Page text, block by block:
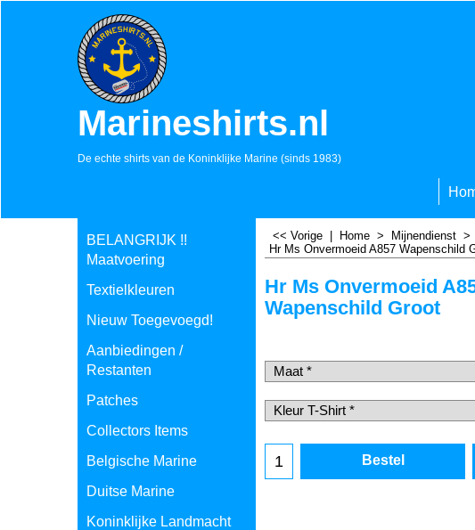
Marineshirts.nl
De echte shirts van de Koninklijke Marine (sinds 1983)
BELANGRIJK !!
Maatvoering
Textielkleuren
Nieuw Toegevoegd!
Aanbiedingen /
Restanten
Patches
Collectors Items
Belgische Marine
Duitse Marine
Koninklijke Landmacht
<< Vorige Home > Mijnendienst >
Hr Ms Onvermoeid A857 Wapenschild
Hr Ms Onvermoeid
Wapenschild Groot